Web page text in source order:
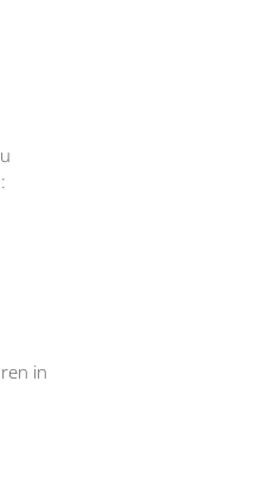
in